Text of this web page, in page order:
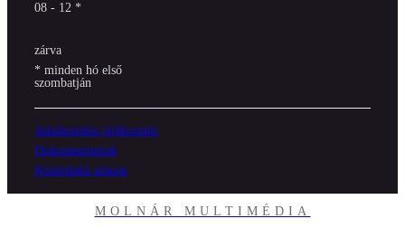
08 - 12 *
zárva
* minden hó első
szombatján
Adatkezelési tájékoztató
Dokumentumok
Közérdekű adatok
MOLNÁR MULTIMÉDIA